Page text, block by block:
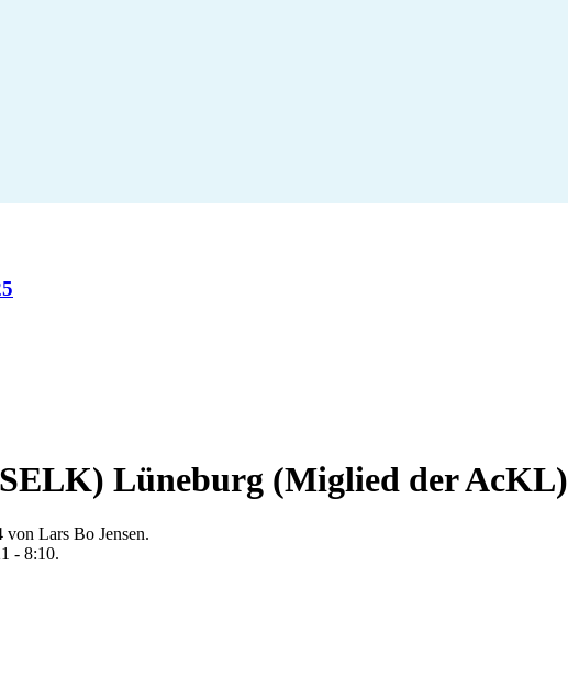
Lüneburg (Miglied der AcKL)
von Lars Bo Jensen.
- 8:10.